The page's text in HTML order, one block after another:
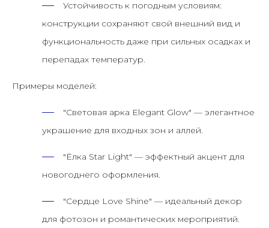
Устойчивость к погодным условиям:
конструкции сохраняют свой внешний вид и
функциональность даже при сильных осадках и
перепадах температур.
Примеры моделей:
"Световая арка Elegant Glow" — элегантное
украшение для входных зон и аллей.
"Ёлка Star Light" — эффектный акцент для
новогоднего оформления.
"Сердце Love Shine" — идеальный декор
для фотозон и романтических мероприятий.